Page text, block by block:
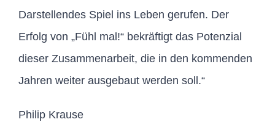
Darstellendes Spiel ins Leben gerufen. Der
Erfolg von „Fühl mal!“ bekräftigt das Potenzial
dieser Zusammenarbeit, die in den kommenden
Jahren weiter ausgebaut werden soll.“
Philip Krause